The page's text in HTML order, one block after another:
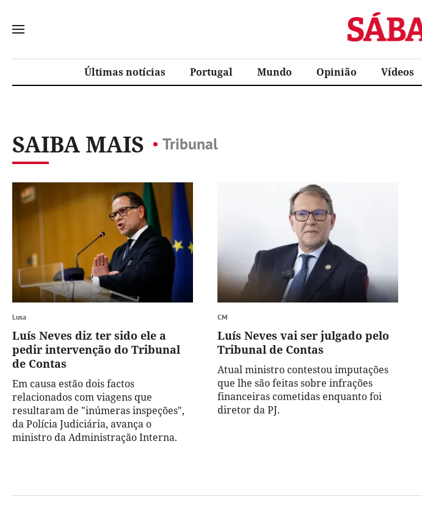
Sábado
Últimas notícias Portugal Mundo Opinião Vídeos
SAIBA MAIS Tribunal
Lusa
Luís Neves diz ter sido ele a
pedir intervenção do Tribunal
de Contas
Em causa estão dois factos
relacionados com viagens que
resultaram de "inúmeras inspeções",
da Polícia Judiciária, avança o
ministro da Administração Interna.
CM
Luís Neves vai ser julgado pelo
Tribunal de Contas
Atual ministro contestou imputações
que lhe são feitas sobre infrações
financeiras cometidas enquanto foi
diretor da PJ.